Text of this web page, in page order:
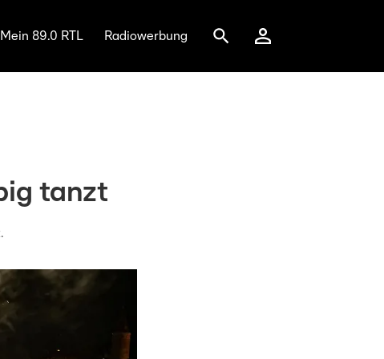
Mein 89.0 RTL Radiowerbung
tanzt